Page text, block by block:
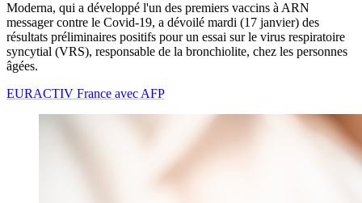
Moderna, qui a développé l'un des premiers vaccins à ARN
messager contre le Covid-19, a dévoilé mardi (17 janvier) des
résultats préliminaires positifs pour un essai sur le virus respiratoire
syncytial (VRS), responsable de la bronchiolite, chez les personnes
âgées.
EURACTIV France avec AFP